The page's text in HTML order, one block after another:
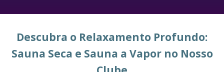
Descubra o Relaxamento Profundo:
Sauna Seca e Sauna a Vapor no Nosso